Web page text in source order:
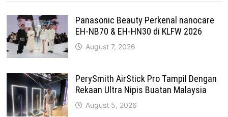
Panasonic Beauty Perkenal nanocare
EH-NB70 & EH-HN30 di KLFW 2026
August 7, 2026
PerySmith AirStick Pro Tampil Dengan
Rekaan Ultra Nipis Buatan Malaysia
August 5, 2026